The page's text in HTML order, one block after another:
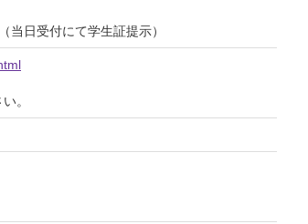
日受付にて学生証提示）
。